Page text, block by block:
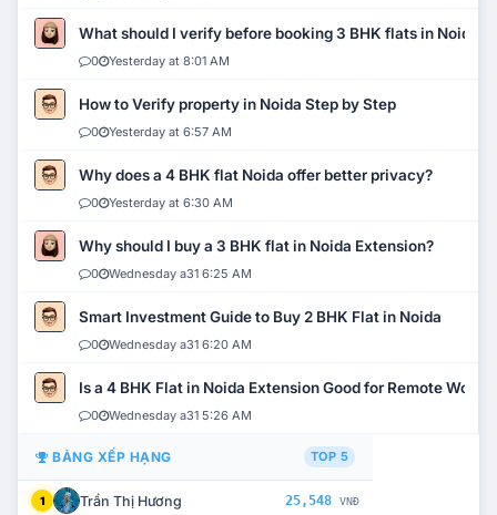
What should I verify before booking 3 BHK flats in Noida?
0 Yesterday at 8:01 AM
How to Verify property in Noida Step by Step
0 Yesterday at 6:57 AM
Why does a 4 BHK flat Noida offer better privacy?
0 Yesterday at 6:30 AM
Why should I buy a 3 BHK flat in Noida Extension?
0 Wednesday a31 6:25 AM
Smart Investment Guide to Buy 2 BHK Flat in Noida
0 Wednesday a31 6:20 AM
Is a 4 BHK Flat in Noida Extension Good for Remote Work?
0 Wednesday a31 5:26 AM
BẢNG XẾP HẠNG TOP 5
1 Trần Thị Hương 25,548 VNĐ